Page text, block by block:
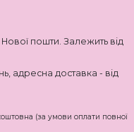
пошти. Залежить від
адресна доставка - від
(за умови оплати повної